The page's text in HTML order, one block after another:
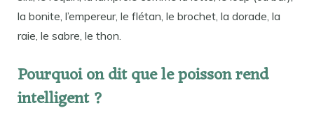
la bonite, l’empereur, le flétan, le brochet, la dorade, la
raie, le sabre, le thon.
Pourquoi on dit que le poisson rend
intelligent ?